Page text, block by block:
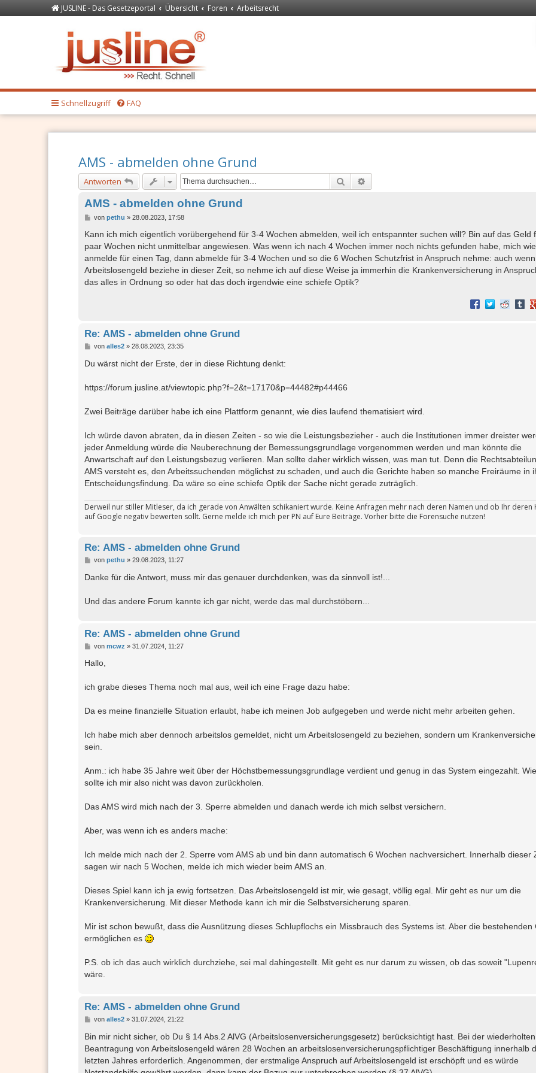
JUSLINE - Das Gesetzeportal Übersicht Foren Arbeitsrecht
Schnellzugriff FAQ
AMS - abmelden ohne Grund
Antworten Suche
AMS - abmelden ohne Grund
B
i
r
a
g
von pethu » 28.08.2023, 17:58
Kann ich mich eigentlich vorübergehend für 3-4 Wochen abmelden, weil ich entspannter suchen will? Bin auf das Geld
paar Wochen nicht unmittelbar angewiesen. Was wenn ich nach 4 Wochen immer noch nichts gefunden habe, mich
anmelde für einen Tag, dann abmelde für 3-4 Wochen und so die 6 Wochen Schutzfrist in Anspruch nehme: auch
Arbeitslosengeld beziehe in dieser Zeit, so nehme ich auf diese Weise ja immerhin die Krankenversicherung in
das alles in Ordnung so oder hat das doch irgendwie eine schiefe Optik?
Re: AMS - abmelden ohne Grund
B
i
t
a
g
von alles2» 28.08.2023, 23:35
Du wärst nicht der Erste, der in diese Richtung denkt:
https://forum.jusline.at/viewtopic.php?f=2&t=17170&p=44482#p44466
Zwei Beiträge darüber habe ich eine Plattform genannt, wie dies laufend thematisiert wird.
Ich würde davon abraten, da in diesen Zeiten - so wie die Leistungsbezieher - auch die Institutionen immer dreister
jeder Anmeldung würde die Neuberechnung der Bemessungsgrundlage vorgenommen werden und man könnte die
Anwartschaft auf den Leistungsbezug verlieren. Man sollte daher wirklich wissen, was man tut. Denn die
AMS versteht es, den Arbeitssuchenden möglichst zu schaden, und auch die Gerichte haben so manche Freiräume in
Entscheidungsfindung. Da wäre so eine schiefe Optik der Sache nicht gerade zuträglich.
Derweil nur stiller Mitleser, da ich gerade von Anwälten schikaniert wurde. Keine Anfragen mehr nach deren Namen und ob Ihr deren
auf Google negativ bewerten sollt. Gerne melde ich mich per PN auf Eure Beiträge. Vorher bitte die Forensuche nutzen!
Re: AMS - abmelden ohne Grund
B
i
g
von pethu » 29.08.2023, 11:27
Danke für die Antwort, muss mir das genauer durchdenken, was da sinnvoll ist!...
Und das andere Forum kannte ich gar nicht, werde das mal durchstöbern...
Re: AMS - abmelden ohne Grund
B
i
a
g
von mcwz » 31.07.2024, 11:27
Hallo,
ich grabe dieses Thema noch mal aus, weil ich eine Frage dazu habe:
Da es meine finanzielle Situation erlaubt, habe ich meinen Job aufgegeben und werde nicht mehr arbeiten gehen.
Ich habe mich aber dennoch arbeitslos gemeldet, nicht um Arbeitslosengeld zu beziehen, sondern um
sein.
Anm.: ich habe 35 Jahre weit über der Höchstbemessungsgrundlage verdient und genug in das System eingezahlt.
sollte ich mir also nicht was davon zurückholen.
Das AMS wird mich nach der 3. Sperre abmelden und danach werde ich mich selbst versichern.
Aber, was wenn ich es anders mache:
Ich melde mich nach der 2. Sperre vom AMS ab und bin dann automatisch 6 Wochen nachversichert. Innerhalb dieser
sagen wir nach 5 Wochen, melde ich mich wieder beim AMS an.
Dieses Spiel kann ich ja ewig fortsetzen. Das Arbeitslosengeld ist mir, wie gesagt, völlig egal. Mir geht es nur um die
Krankenversicherung. Mit dieser Methode kann ich mir die Selbstversicherung sparen.
Mir ist schon bewußt, dass die Ausnützung dieses Schlupflochs ein Missbrauch des Systems ist. Aber die bestehenden
ermöglichen es
P.S. ob ich das auch wirklich durchziehe, sei mal dahingestellt. Mit geht es nur darum zu wissen, ob das soweit
wäre.
Re: AMS - abmelden ohne Grund
B
i
r
a
g
von alles2» 31.07.2024, 21:22
Bin mir nicht sicher, ob Du § 14 Abs.2 AlVG (Arbeitslosenversicherungsgesetz) berücksichtigt hast. Bei der wiederholten
Beantragung von Arbeitslosengeld wären 28 Wochen an arbeitslosenversicherungspflichtiger Beschäftigung innerhalb
letzten Jahres erforderlich. Angenommen, der erstmalige Anspruch auf Arbeitslosengeld ist erschöpft und es würde